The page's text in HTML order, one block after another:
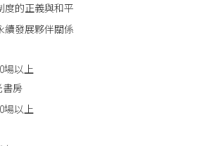
度的正義與和平
續發展夥伴關係
場以上
書房
場以上